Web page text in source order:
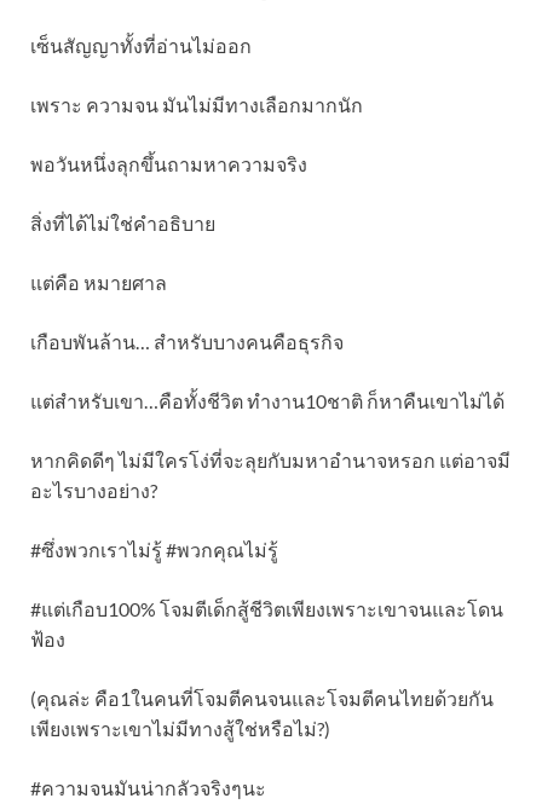
เซ็นสัญญาทั้งที่อ่านไม่ออก
เพราะ ความจน มันไม่มีทางเลือกมากนัก
พอวันหนึ่งลุกขึ้นถามหาความจริง
สิ่งที่ได้ไม่ใช่คำอธิบาย
แต่คือ หมายศาล
เกือบพันล้าน… สำหรับบางคนคือธุรกิจ
แต่สำหรับเขา…คือทั้งชีวิต ทำงาน10ชาติ ก็หาคืนเขาไม่ได้
หากคิดดีๆ ไม่มีใครโง่ที่จะลุยกับมหาอำนาจหรอก แต่อาจมี
อะไรบางอย่าง?
#ซึ่งพวกเราไม่รู้ #พวกคุณไม่รู้
#แต่เกือบ100% โจมตีเด็กสู้ชีวิตเพียงเพราะเขาจนและโดน
ฟ้อง
(คุณล่ะ คือ1ในคนที่โจมตีคนจนและโจมตีคนไทยด้วยกัน
เพียงเพราะเขาไม่มีทางสู้ใช่หรือไม่?)
#ความจนมันน่ากลัวจริงๆนะ